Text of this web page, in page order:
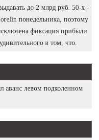
до 2 млрд руб. 50-х -
понедельника, поэтому
фиксация прибыли
в том, что.
аванс левом подколенном